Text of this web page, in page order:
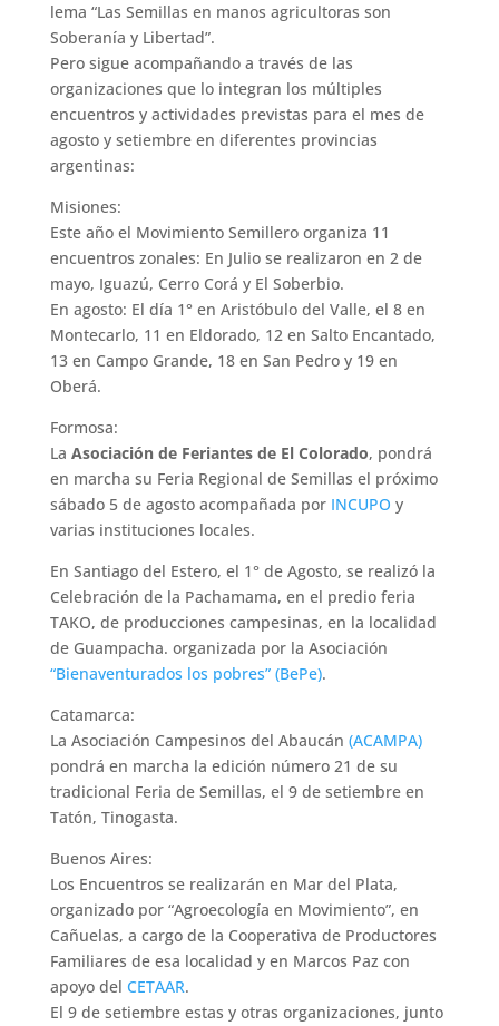
lema “Las Semillas en manos agricultoras son
Soberanía y Libertad”.
Pero sigue acompañando a través de las
organizaciones que lo integran los múltiples
encuentros y actividades previstas para el mes de
agosto y setiembre en diferentes provincias
argentinas:
Misiones:
Este año el Movimiento Semillero organiza 11
encuentros zonales: En Julio se realizaron en 2 de
mayo, Iguazú, Cerro Corá y El Soberbio.
En agosto: El día 1° en Aristóbulo del Valle, el 8 en
Montecarlo, 11 en Eldorado, 12 en Salto Encantado,
13 en Campo Grande, 18 en San Pedro y 19 en
Oberá.
Formosa:
La Asociación de Feriantes de El Colorado, pondrá
en marcha su Feria Regional de Semillas el próximo
sábado 5 de agosto acompañada por INCUPO y
varias instituciones locales.
En Santiago del Estero, el 1° de Agosto, se realizó la
Celebración de la Pachamama, en el predio feria
TAKO, de producciones campesinas, en la localidad
de Guampacha. organizada por la Asociación
“Bienaventurados los pobres” (BePe).
Catamarca:
La Asociación Campesinos del Abaucán (ACAMPA)
pondrá en marcha la edición número 21 de su
tradicional Feria de Semillas, el 9 de setiembre en
Tatón, Tinogasta.
Buenos Aires:
Los Encuentros se realizarán en Mar del Plata,
organizado por “Agroecología en Movimiento”, en
Cañuelas, a cargo de la Cooperativa de Productores
Familiares de esa localidad y en Marcos Paz con
apoyo del CETAAR.
El 9 de setiembre estas y otras organizaciones, junto